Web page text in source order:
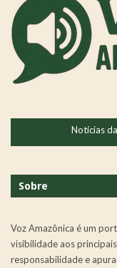
Notícias
Sobre
Voz Amazônica é um
visibilidade aos
responsabilidade e